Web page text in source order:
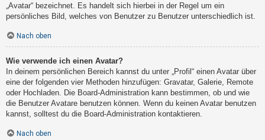
„Avatar“ bezeichnet. Es handelt sich hierbei in der Regel um ein
persönliches Bild, welches von Benutzer zu Benutzer unterschiedlich ist.
Nach oben
Wie verwende ich einen Avatar?
In deinem persönlichen Bereich kannst du unter „Profil“ einen Avatar über
eine der folgenden vier Methoden hinzufügen: Gravatar, Galerie, Remote
oder Hochladen. Die Board-Administration kann bestimmen, ob und wie
die Benutzer Avatare benutzen können. Wenn du keinen Avatar benutzen
kannst, solltest du die Board-Administration kontaktieren.
Nach oben